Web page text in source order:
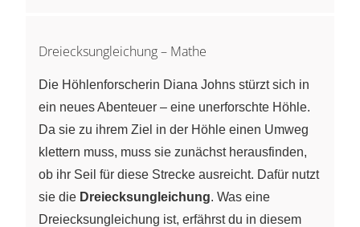
Dreiecksungleichung – Mathe
Die Höhlenforscherin Diana Johns stürzt sich in
ein neues Abenteuer – eine unerforschte Höhle.
Da sie zu ihrem Ziel in der Höhle einen Umweg
klettern muss, muss sie zunächst herausfinden,
ob ihr Seil für diese Strecke ausreicht. Dafür nutzt
sie die Dreiecksungleichung. Was eine
Dreiecksungleichung ist, erfährst du in diesem